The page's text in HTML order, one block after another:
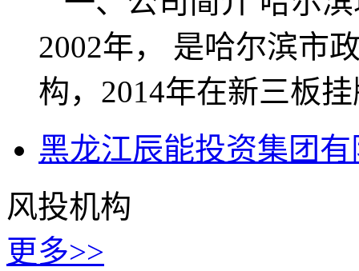
2002年， 是哈尔滨市
构，2014年在新三板
黑龙江辰能投资集团
风投机构
更多>>